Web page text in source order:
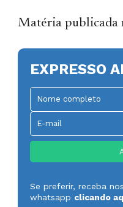
Matéria publicada
EXPRESSO
Se preferir, receba
whatsapp clicando